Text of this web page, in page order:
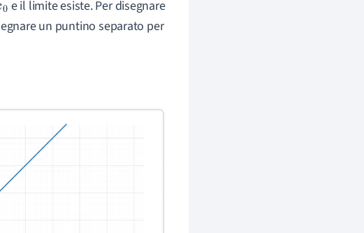
0 e il limite esiste. Per disegnare
un puntino separato per